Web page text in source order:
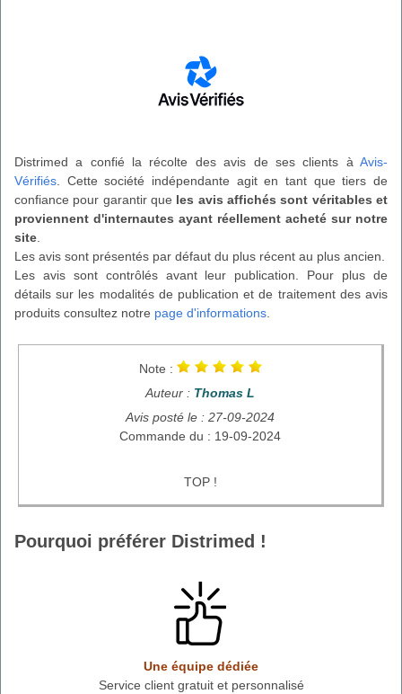
Distrimed a confié la récolte des avis de ses clients à Avis-
Vérifiés. Cette société indépendante agit en tant que tiers de
confiance pour garantir que les avis affichés sont véritables et
proviennent d'internautes ayant réellement acheté sur notre
site.
Les avis sont présentés par défaut du plus récent au plus ancien.
Les avis sont contrôlés avant leur publication. Pour plus de
détails sur les modalités de publication et de traitement des avis
produits consultez notre page d'informations.
Note :
Auteur : Thomas L
Avis posté le : 27-09-2024
Commande du : 19-09-2024
TOP !
Pourquoi préférer Distrimed !
Une équipe dédiée
Service client gratuit et personnalisé